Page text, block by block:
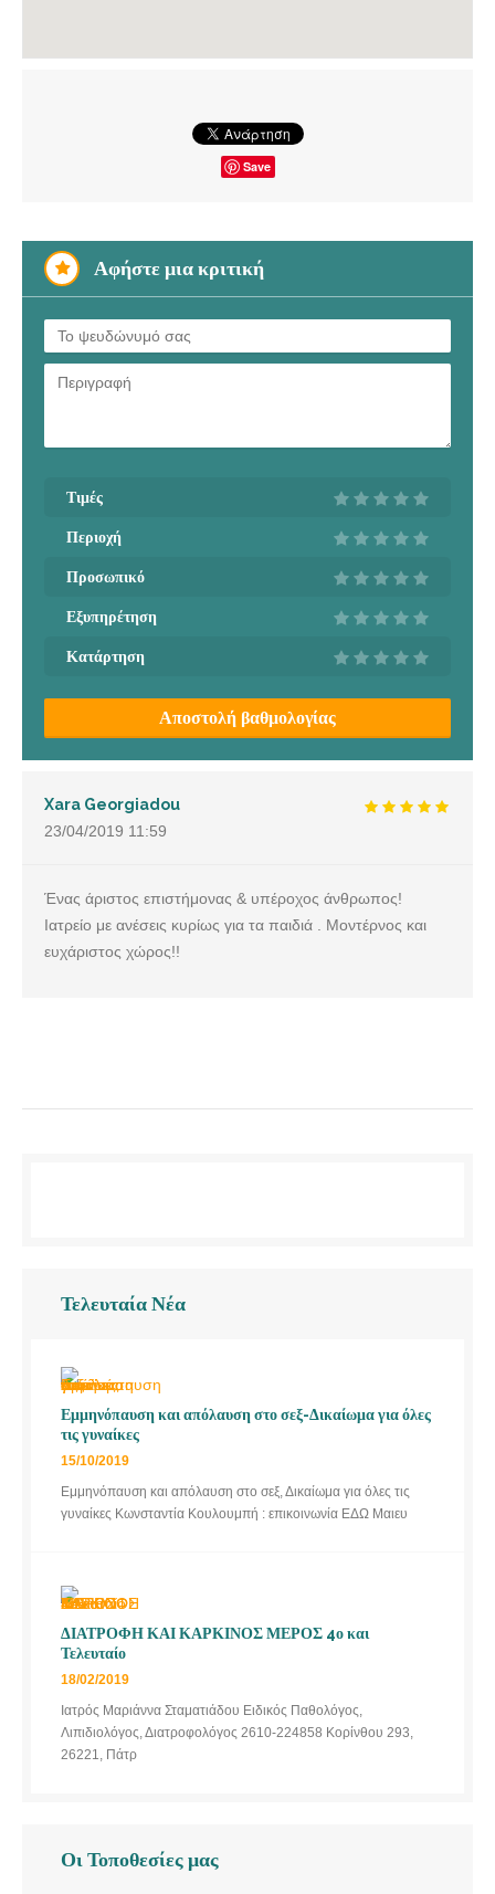
Save
Αφήστε μια κριτική
Τιμές
Περιοχή
Προσωπικό
Εξυπηρέτηση
Κατάρτηση
Αποστολή βαθμολογίας
Xara Georgiadou
23/04/2019 11:59
Ένας άριστος επιστήμονας & υπέροχος άνθρωπος!
Ιατρείο με ανέσεις κυρίως για τα παιδιά . Μοντέρνος και
ευχάριστος χώρος!!
Τελευταία Νέα
Εμμηνόπαυση και απόλαυση στο σεξ-Δικαίωμα για όλες
τις γυναίκες
15/10/2019
Εμμηνόπαυση και απόλαυση στο σεξ, Δικαίωμα για όλες τις
γυναίκες Κωνσταντία Κουλουμπή : επικοινωνία ΕΔΩ Μαιευ
ΔΙΑΤΡΟΦΗ ΚΑΙ ΚΑΡΚΙΝΟΣ ΜΕΡΟΣ 4ο και
Τελευταίο
18/02/2019
Ιατρός Μαριάννα Σταματιάδου Ειδικός Παθολόγος,
Λιπιδιολόγος, Διατροφολόγος 2610-224858 Κορίνθου 293,
26221, Πάτρ
Οι Τοποθεσίες μας